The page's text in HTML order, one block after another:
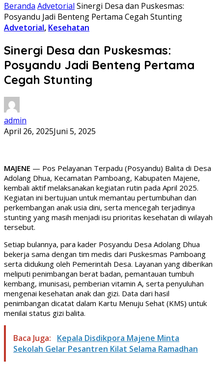
Beranda Advetorial Sinergi Desa dan Puskesmas:
Posyandu Jadi Benteng Pertama Cegah Stunting
Advetorial, Kesehatan
Sinergi Desa dan Puskesmas:
Posyandu Jadi Benteng Pertama
Cegah Stunting
admin
April 26, 2025Juni 5, 2025
MAJENE — Pos Pelayanan Terpadu (Posyandu) Balita di Desa
Adolang Dhua, Kecamatan Pamboang, Kabupaten Majene,
kembali aktif melaksanakan kegiatan rutin pada April 2025.
Kegiatan ini bertujuan untuk memantau pertumbuhan dan
perkembangan anak usia dini, serta mencegah terjadinya
stunting yang masih menjadi isu prioritas kesehatan di wilayah
tersebut.
Setiap bulannya, para kader Posyandu Desa Adolang Dhua
bekerja sama dengan tim medis dari Puskesmas Pamboang
serta didukung oleh Pemerintah Desa. Layanan yang diberikan
meliputi penimbangan berat badan, pemantauan tumbuh
kembang, imunisasi, pemberian vitamin A, serta penyuluhan
mengenai kesehatan anak dan gizi. Data dari hasil
penimbangan dicatat dalam Kartu Menuju Sehat (KMS) untuk
menilai status gizi balita.
Baca Juga:
Kepala Disdikpora Majene Minta
Sekolah Gelar Pesantren Kilat Selama Ramadhan